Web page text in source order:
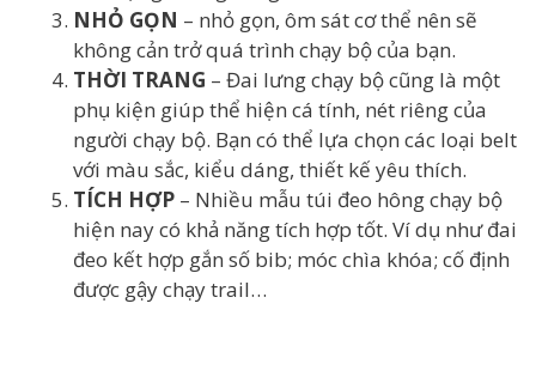
NHỎ GỌN – nhỏ gọn, ôm sát cơ thể nên sẽ
không cản trở quá trình chạy bộ của bạn.
THỜI TRANG – Đai lưng chạy bộ cũng là một
phụ kiện giúp thể hiện cá tính, nét riêng của
người chạy bộ. Bạn có thể lựa chọn các loại belt
với màu sắc, kiểu dáng, thiết kế yêu thích.
TÍCH HỢP – Nhiều mẫu túi đeo hông chạy bộ
hiện nay có khả năng tích hợp tốt. Ví dụ như đai
đeo kết hợp gắn số bib; móc chìa khóa; cố định
được gậy chạy trail…